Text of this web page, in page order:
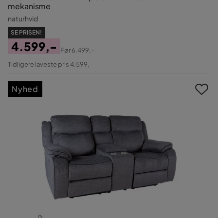
mekanisme
naturhvid
SE PRISEN!
Pris
4.599,-
Original
Før6.499,-
Tidligere laveste pris 4.599,-
Nyhed